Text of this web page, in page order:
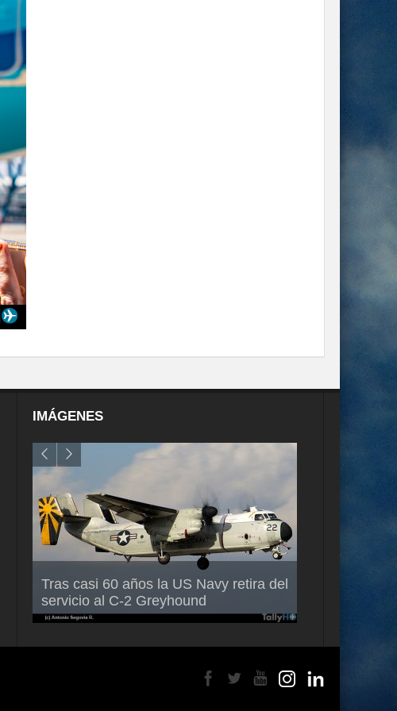
IMÁGENES
Tras casi 60 años la US Navy retira del
servicio al C-2 Greyhound
Air France-KLM anuncia a Guilhem
Mallet como nuevo Director General
para América Latina